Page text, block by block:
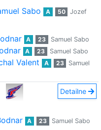
Sabo A 50
Jozef
A 23
Samuel Sabo
A 23
Samuel Sabo
Valent A 23
Samuel
Detailne
A 23 Samuel Sabo